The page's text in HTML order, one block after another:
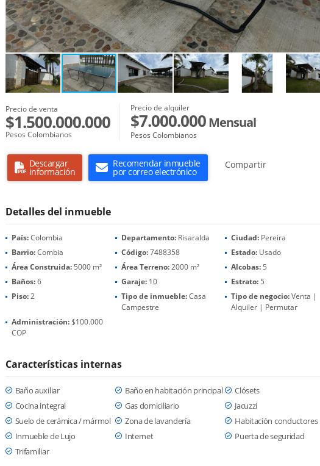
Precio de venta
$1.500.000.000
Pesos Colombianos
Precio de alquiler
$7.000.000Mensual
Pesos Colombianos
Descargar
información
Recomendar inmueble
por correo electrónico
Compartir
Detalles del inmueble
País:Colombia Departamento:Risaralda Ciudad: Pereira
Barrio:Combia Código:7488358 Estado: Usado
Área Construida:5000 m² Área Terreno:2000 m² Alcobas: 5
Baños:6 Garaje:10 Estrato: 5
Piso:2 Tipo de inmueble:Casa
Campestre
Tipo de negocio:Venta |
Alquiler | Permutar
Administración:$100.000
COP
Características internas
Baño auxiliar Baño en habitación principal
Clósets
Cocina integral
Gas domiciliario
Jacuzzi
Suelo de cerámica / mármol
Zona de lavandería
Habitación conductores
Inmueble de Lujo
Internet
Puerta de seguridad
Trifamiliar